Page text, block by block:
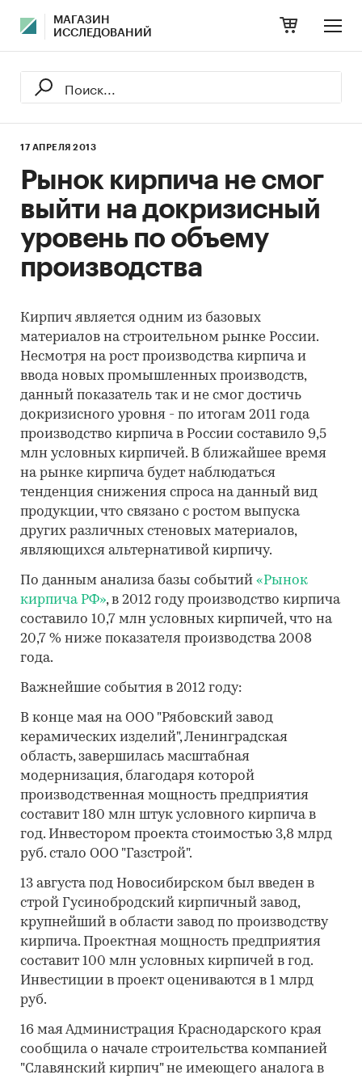
МАГАЗИН
ИССЛЕДОВАНИЙ
17 АПРЕЛЯ 2013
Рынок кирпича не смог
выйти на докризисный
уровень по объему
производства
Кирпич является одним из базовых
материалов на строительном рынке Росcии.
Несмотря на рост производства кирпича и
ввода новых промышленных производств,
данный показатель так и не смог достичь
докризисного уровня - по итогам 2011 года
производство кирпича в России составило 9,5
млн условных кирпичей. В ближайшее время
на рынке кирпича будет наблюдаться
тенденция снижения спроса на данный вид
продукции, что связано с ростом выпуска
других различных стеновых материалов,
являющихся альтернативой кирпичу.
По данным анализа базы событий «Рынок
кирпича РФ», в 2012 году производство кирпича
составило 10,7 млн условных кирпичей, что на
20,7 % ниже показателя производства 2008
года.
Важнейшие события в 2012 году:
В конце мая на ООО "Рябовский завод
керамических изделий", Ленинградская
область, завершилась масштабная
модернизация, благодаря которой
производственная мощность предприятия
составит 180 млн штук условного кирпича в
год. Инвестором проекта стоимостью 3,8 млрд
руб. стало ООО "Газстрой".
13 августа под Новосибирском был введен в
строй Гусинобродский кирпичный завод,
крупнейший в области завод по производству
кирпича. Проектная мощность предприятия
составит 100 млн условных кирпичей в год.
Инвестиции в проект оцениваются в 1 млрд
руб.
16 мая Администрация Краснодарского края
сообщила о начале строительства компанией
"Славянский кирпич" не имеющего аналога в